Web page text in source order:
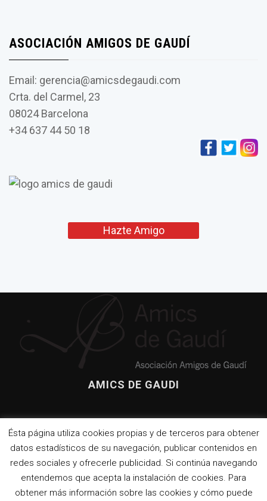
ASOCIACIÓN AMIGOS DE GAUDÍ
Email: gerencia@amicsdegaudi.com
Crta. del Carmel, 23
08024 Barcelona
+34 637 44 50 18
Hazte Amigo
AMICS DE GAUDI
COPYRIGHT. TODOS LOS DERECHOS
última
sobre la casa
La visión
El culebrón
del león de la
Familia
La
Casa
ja está
(por
Una
ventana
al taller
Ésta página utiliza cookies propias y de terceros para obtener
datos estadísticos de su navegación, publicar contenidos en
redes sociales y ofrecerle publicidad. Si continúa navegando
entendemos que acepta la instalación de cookies. Para
obtener más información sobre las cookies y cómo puede